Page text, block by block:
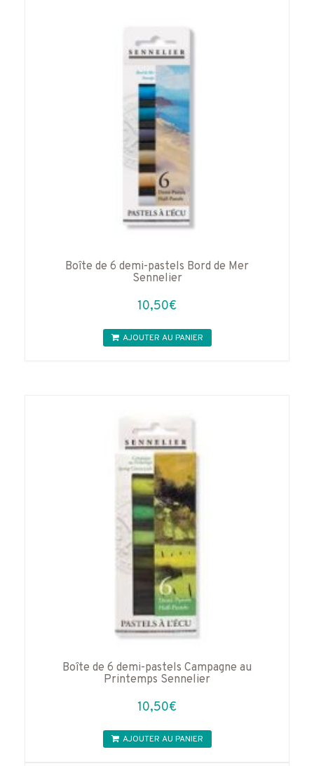
Boîte de 6 demi-pastels Bord de Mer
Sennelier
10,50€
AJOUTER AU PANIER
Boîte de 6 demi-pastels Campagne au
Printemps Sennelier
10,50€
AJOUTER AU PANIER